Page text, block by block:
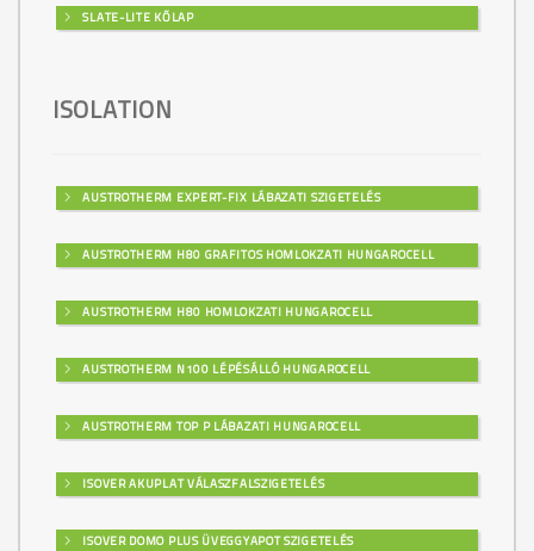
SLATE-LITE KŐLAP
ISOLATION
AUSTROTHERM EXPERT-FIX LÁBAZATI SZIGETELÉS
AUSTROTHERM H80 GRAFITOS HOMLOKZATI HUNGAROCELL
AUSTROTHERM H80 HOMLOKZATI HUNGAROCELL
AUSTROTHERM N100 LÉPÉSÁLLÓ HUNGAROCELL
AUSTROTHERM TOP P LÁBAZATI HUNGAROCELL
ISOVER AKUPLAT VÁLASZFALSZIGETELÉS
ISOVER DOMO PLUS ÜVEGGYAPOT SZIGETELÉS